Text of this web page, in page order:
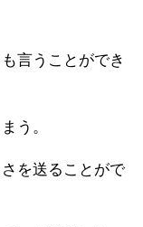
言うことができ
う。
を送ることがで